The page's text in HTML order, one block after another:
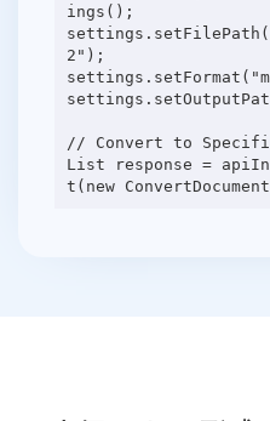
ings();
2");
// Convert to
List response =